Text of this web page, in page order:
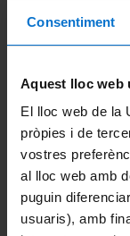
Consentiment
Aquest lloc web
El lloc web de la
pròpies i de
vostres
al lloc web amb
puguin
usuaris), amb
Estudis
Graus
Màsters
Escola
Difusió